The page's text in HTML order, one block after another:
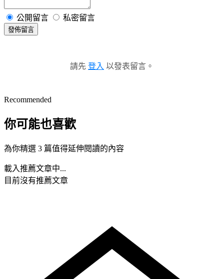
公開留言 私密留言
發佈留言
請先 登入 以發表留言。
Recommended
你可能也喜歡
為你精選 3 篇值得延伸閱讀的內容
載入推薦文章中...
目前沒有推薦文章